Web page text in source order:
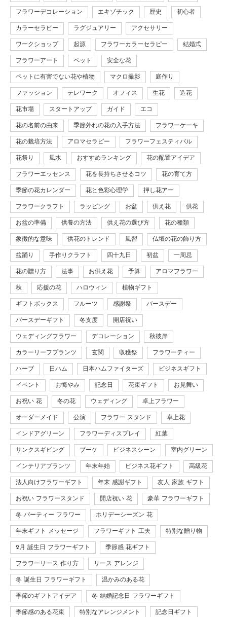
フラワーデコレーション エキゾチック 歴史 初心者
カラーセラピー ラグジュアリー アクセサリー
ワークショップ 起源 フラワーカラーセラピー 結婚式
フラワーアート ペット 安全な花
ペットに有害でない花や植物 マクロ撮影 庭作り
ファッション テレワーク オフィス 生花 造花
花市場 スタートアップ ガイド エコ
花の名前の由来 季節外れの花の入手方法 フラワーケーキ
花の栽培方法 アロマセラピー フラワーフェスティバル
花祭り 風水 おすすめランキング 花の配置アイデア
フラワーエッセンス 花を長持ちさせるコツ 花の育て方
季節の花カレンダー 花と色彩心理学 押し花アー
フラワークラフト ラッピング お盆 供え花 供花
お盆の準備 供養の方法 供え花の選び方 花の種類
象徴的な意味 供花のトレンド 風習 仏壇の花の飾り方
盆踊り 手作りクラフト 四十九日 初盆 一周忌
花の贈り方 法事 お供え花 予算 アロマフラワー
秋 応援の花 ハロウィン 植物ギフト
ギフトボックス フルーツ 感謝祭 バースデー
バースデーギフト 冬支度 開店祝い
ウェディングフラワー デコレーション 秋彼岸
カラーリーフプランツ 玄関 収穫祭 フラワーティー
ハーブ 日ハム 日本ハムファイターズ ビジネスギフト
イベント お悔やみ 記念日 花束ギフト お見舞い
お祝い 花 冬の花 ウェディング 卓上フラワー
オーダーメイド 公演 フラワー スタンド 卓上花
インドアグリーン フラワーディスプレイ 紅葉
サンクスギビング ブーケ ビジネスシーン 室内グリーン
インテリアプランツ 年末年始 ビジネス花ギフト 高級花
法人向けフラワーギフト 年末 感謝ギフト 友人 家族 ギフト
お祝い フラワースタンド 開店祝い 花 豪華 フラワーギフト
冬 パーティー フラワー ホリデーシーズン 花
年末ギフト メッセージ フラワーギフト 工夫 特別な贈り物
2月 誕生日 フラワーギフト 季節感 花ギフト
フラワーリース 作り方 リース アレンジ
冬 誕生日 フラワーギフト 温かみのある花
季節のギフトアイデア 冬 結婚記念日 フラワーギフト
季節感のある花束 特別なアレンジメント 記念日ギフト